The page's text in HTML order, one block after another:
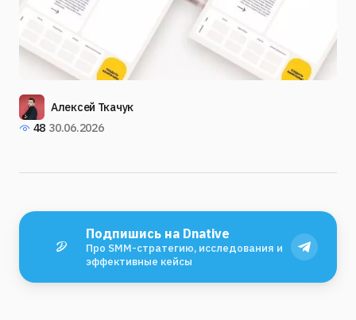
Алексей Ткачук
48 30.06.2026
Подпишись на Dnative
Про SMM-стратегию, исследования и
эффективные кейсы